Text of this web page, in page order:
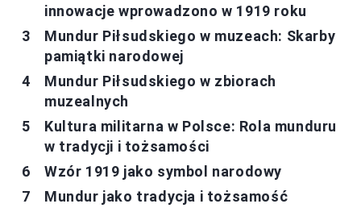
innowacje wprowadzono w 1919 roku
Mundur Piłsudskiego w muzeach: Skarby
pamiątki narodowej
Mundur Piłsudskiego w zbiorach
muzealnych
Kultura militarna w Polsce: Rola munduru
w tradycji i tożsamości
Wzór 1919 jako symbol narodowy
Mundur jako tradycja i tożsamość